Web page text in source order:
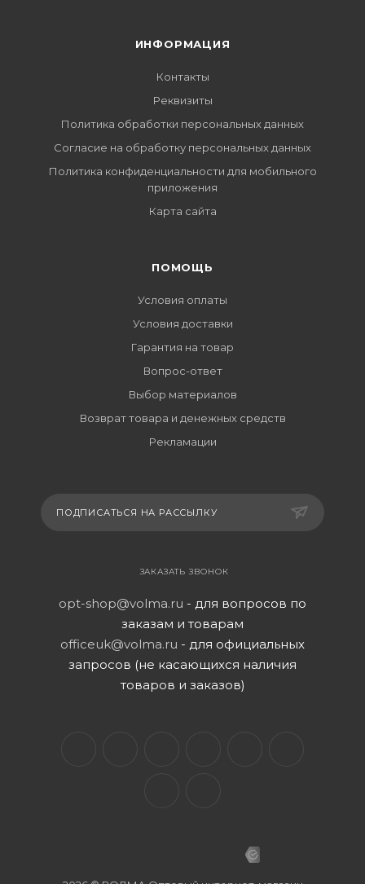
ИНФОРМАЦИЯ
Контакты
Реквизиты
Политика обработки персональных данных
Согласие на обработку персональных данных
Политика конфиденциальности для мобильного
приложения
Карта сайта
ПОМОЩЬ
Условия оплаты
Условия доставки
Гарантия на товар
Вопрос-ответ
Выбор материалов
Возврат товара и денежных средств
Рекламации
ПОДПИСАТЬСЯ НА РАССЫЛКУ
ЗАКАЗАТЬ ЗВОНОК
opt-shop@volma.ru - для вопросов по
заказам и товарам
officeuk@volma.ru - для официальных
запросов (не касающихся наличия
товаров и заказов)